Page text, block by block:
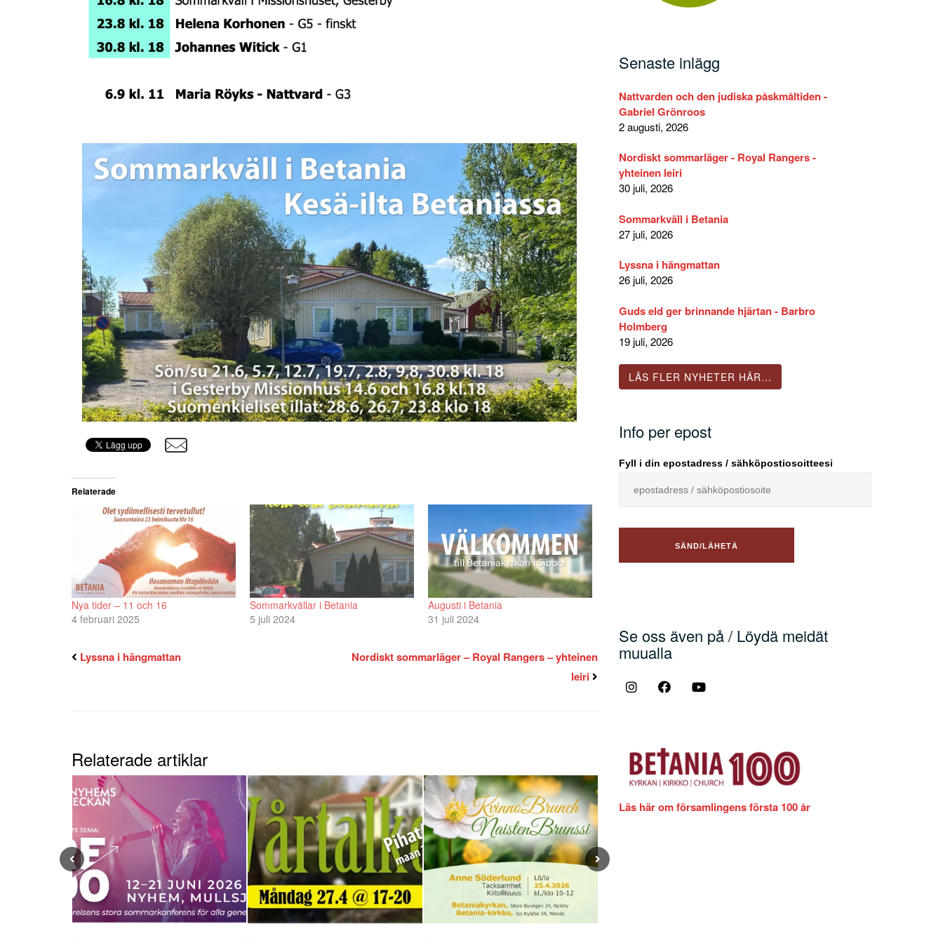
Relaterade
Nya tider – 11 och 16
4 februari 2025
Sommarkvällar i Betania
5 juli 2024
Augusti i Betania
31 juli 2024
Lyssna i hängmattan
Nordiskt sommarläger – Royal Rangers – yhteinen
leiri
Relaterade artiklar
Senaste inlägg
Nattvarden och den judiska påskmåltiden -
Gabriel Grönroos
2 augusti, 2026
Nordiskt sommarläger - Royal Rangers -
yhteinen leiri
30 juli, 2026
Sommarkväll i Betania
27 juli, 2026
Lyssna i hängmattan
26 juli, 2026
Guds eld ger brinnande hjärtan - Barbro
Holmberg
19 juli, 2026
LÄS FLER NYHETER HÄR...
Info per epost
Fyll i din epostadress / sähköpostiosoitteesi
Se oss även på / Löydä meidät
muualla
Läs här om församlingens första 100 år